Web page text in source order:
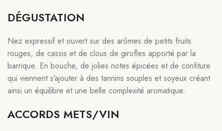
DÉGUSTATION
Nez expressif et ouvert sur des arômes de petits fruits
rouges, de cassis et de clous de girofles apporté par la
barrique. En bouche, de jolies notes épicées et de confiture
qui viennent s’ajouter à des tannins souples et soyeux créant
ainsi un équilibre et une belle complexité aromatique.
ACCORDS METS/VIN